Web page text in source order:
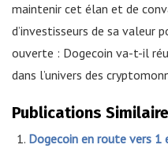
maintenir cet élan et de
d’investisseurs de sa valeur
ouverte : Dogecoin va-t-il
dans l’univers des
Publications
Dogecoin en route vers